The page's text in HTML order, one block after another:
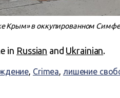
Крым» в оккупированном
in Russian and Ukrainian.
, Crimea, лишение